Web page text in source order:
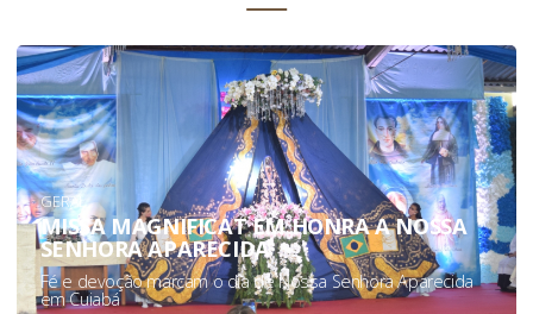
GERAL
MISSA MAGNIFICAT EM HONRA A NOSSA
SENHORA APARECIDA
Fé e devoção marcam o dia de Nossa Senhora Aparecida
em Cuiabá